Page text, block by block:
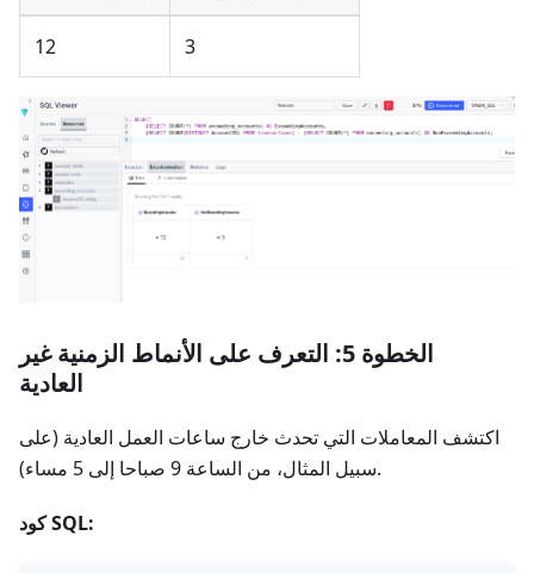
12 3
الخطوة 5: التعرف على الأنماط الزمنية غير
العادية
اكتشف المعاملات التي تحدث خارج ساعات العمل العادية (على
سبيل المثال، من الساعة 9 صباحا إلى 5 مساء).
كود SQL: